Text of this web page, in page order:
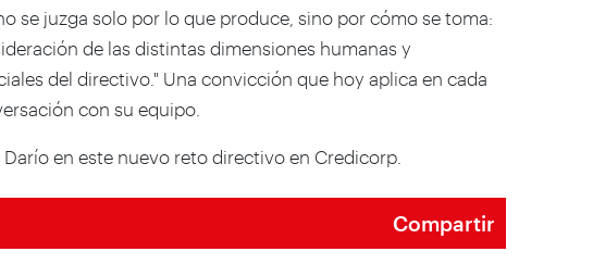
se juzga solo por lo que produce, sino por cómo se toma:
de las distintas dimensiones humanas y
del directivo." Una convicción que hoy aplica en cada
con su equipo.
en este nuevo reto directivo en Credicorp.
Compartir